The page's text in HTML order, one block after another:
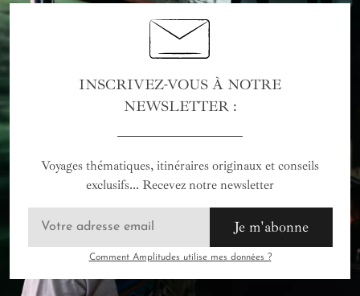
INSCRIVEZ-VOUS À NOTRE
NEWSLETTER :
Voyages thématiques, itinéraires originaux et conseils
exclusifs... Recevez notre newsletter
Je m'abonne
Comment Amplitudes utilise mes données ?